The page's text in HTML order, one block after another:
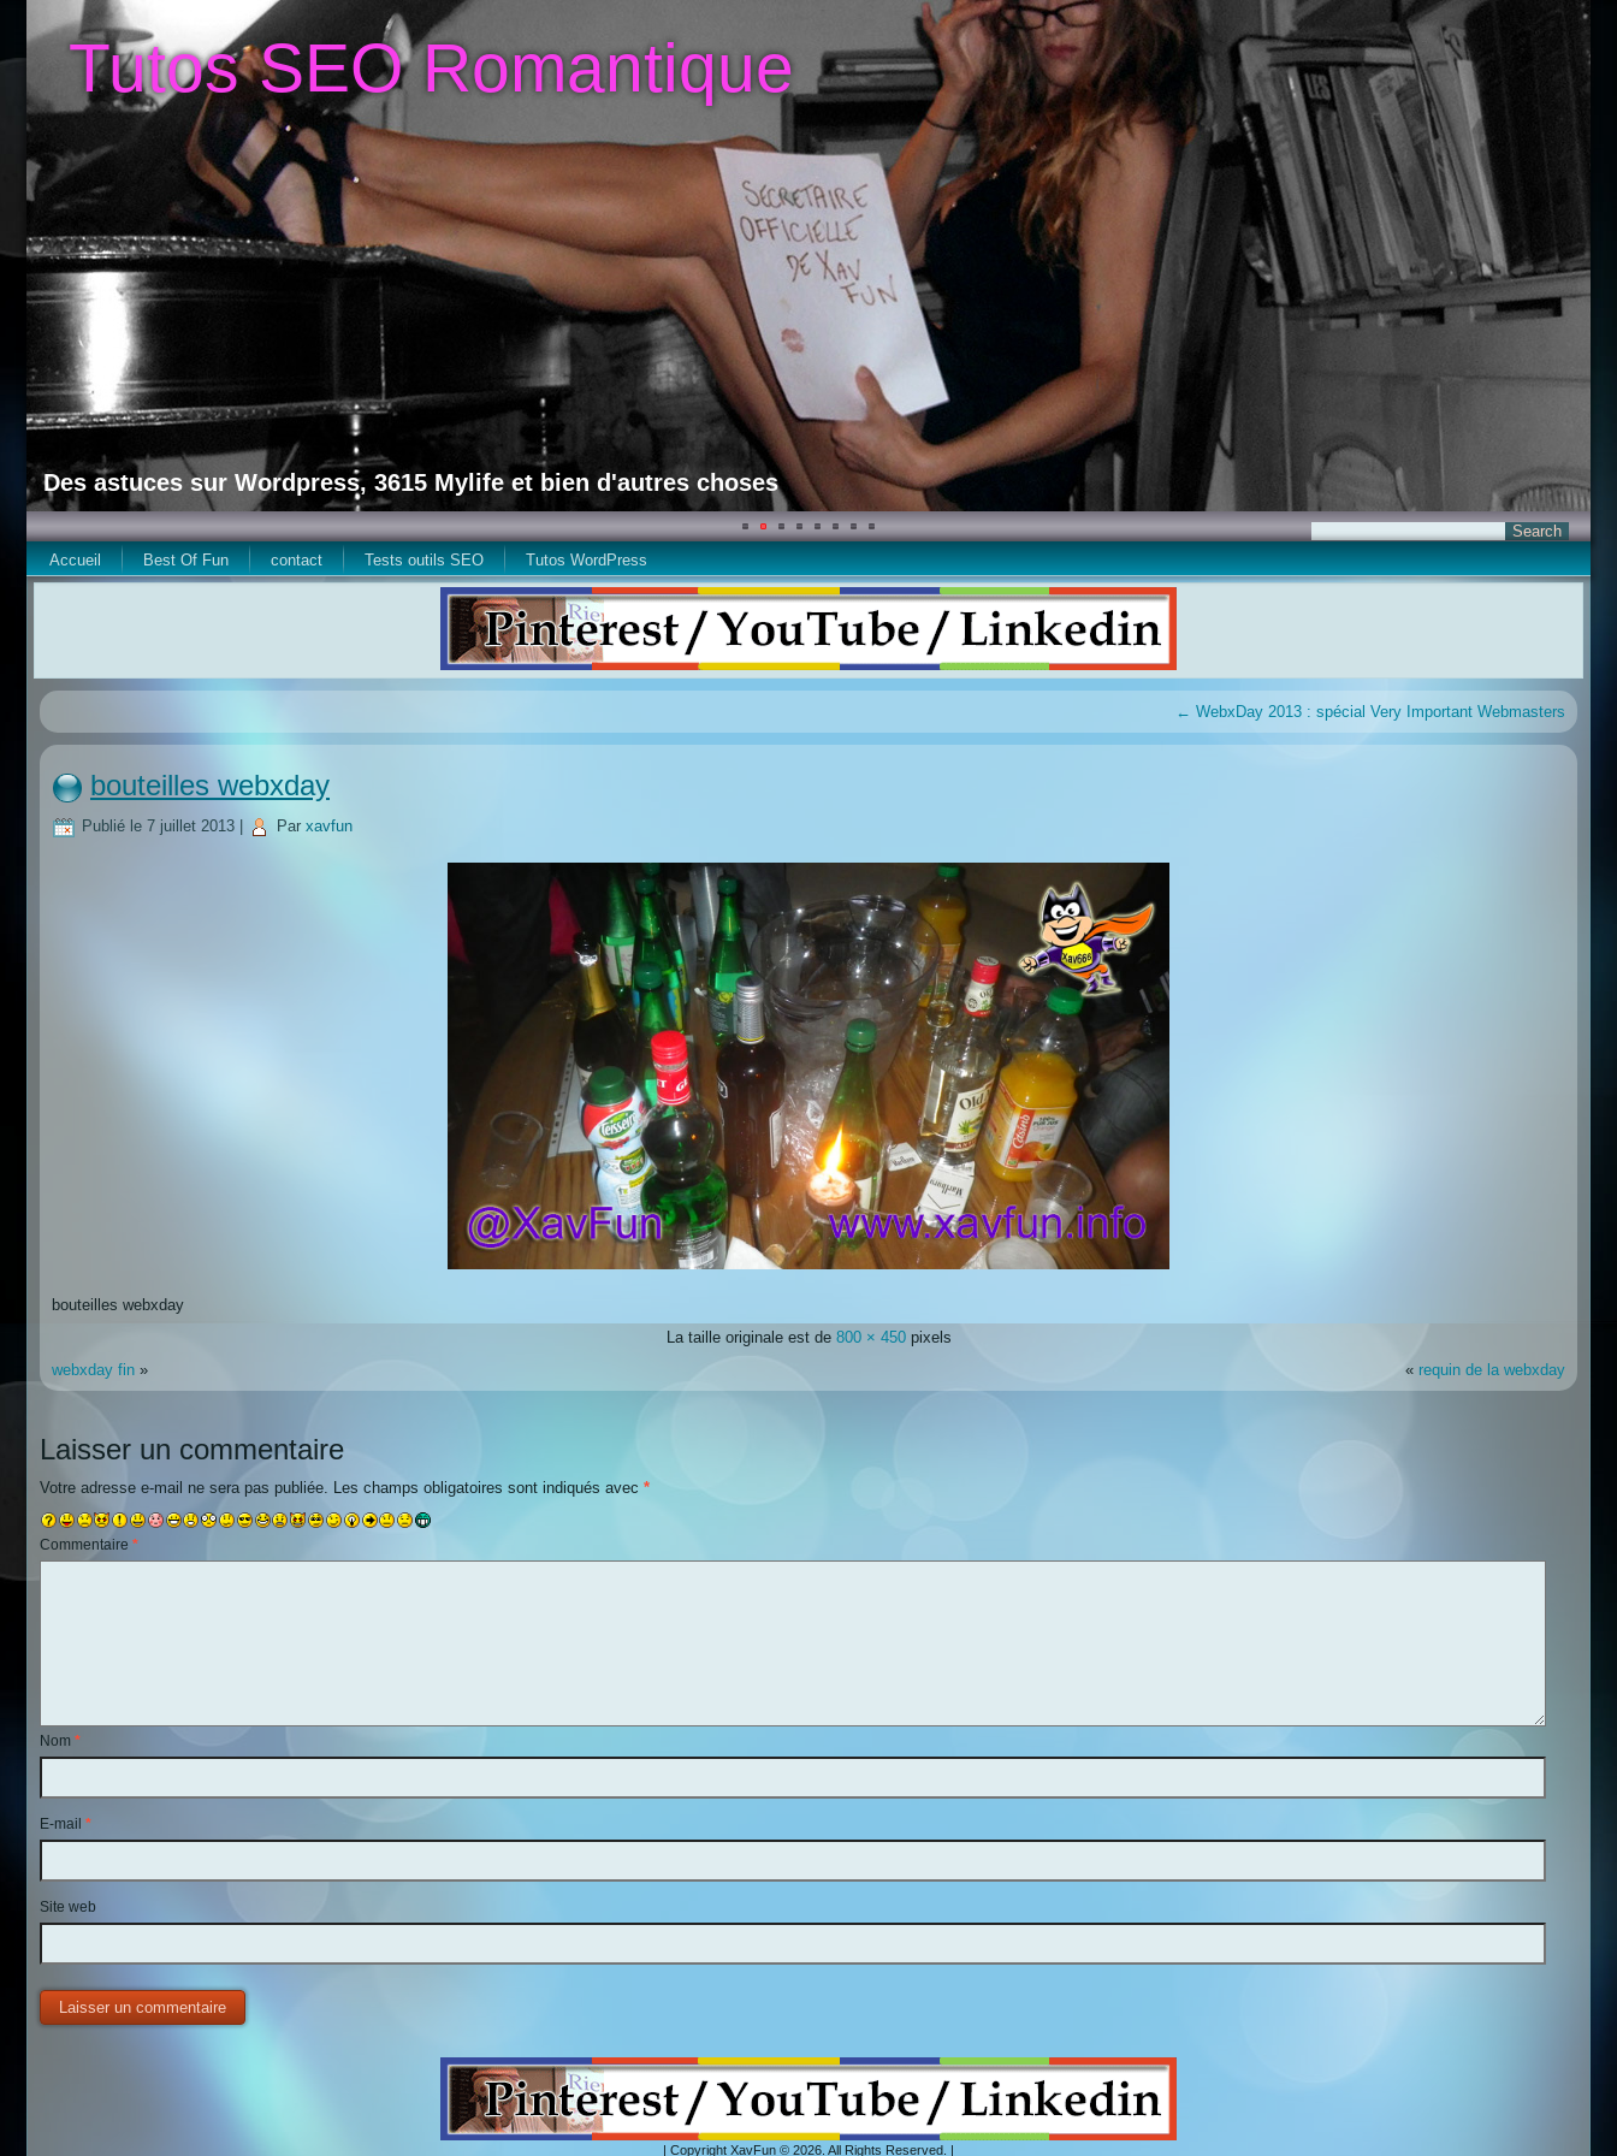
Tutos SEO Romantique
Des astuces sur Wordpress, 3615 Mylife et bien d'autres choses
Accueil Best Of Fun contact Tests outils SEO Tutos WordPress
← WebxDay 2013 : spécial Very Important Webmasters
bouteilles webxday
Publié le 7 juillet 2013 Par xavfun
bouteilles webxday
La taille originale est de 800 × 450pixels
webxday fin » « requin de la webxday
Laisser un commentaire
Votre adresse e-mail ne sera pas publiée. Les champs obligatoires sont indiqués avec *
Commentaire *
Nom *
E-mail *
Site web
| Copyright XavFun © 2026. All Rights Reserved. |